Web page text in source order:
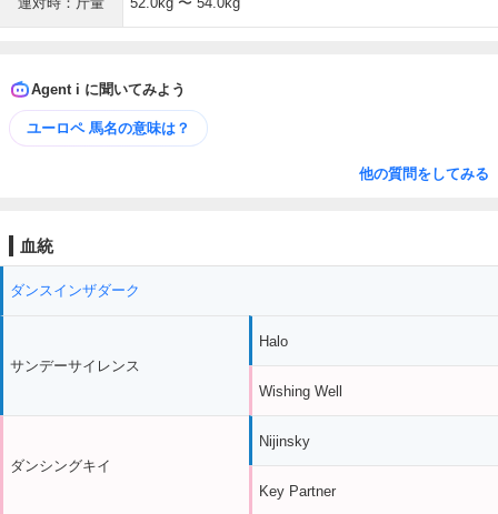
Agent i に聞いてみよう
ユーロペ 馬名の意味は？
他の質問をしてみる
血統
ダンスインザダーク
サンデーサイレンス
ダンシングキイ
Halo
Wishing Well
Nijinsky
Key Partner